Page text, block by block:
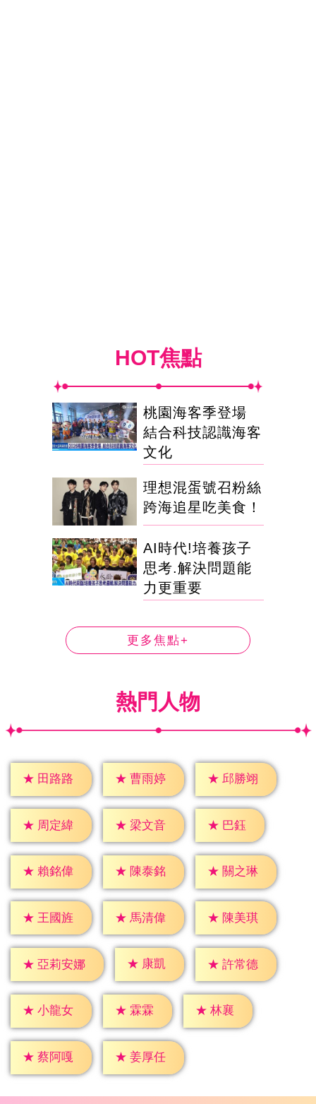
HOT焦點
桃園海客季登場
結合科技認識海客
文化
理想混蛋號召粉絲
跨海追星吃美食！
AI時代!培養孩子
思考.解決問題能
力更重要
更多焦點+
熱門人物
★ 田路路 ★ 曹雨婷 ★ 邱勝翊
★ 周定緯 ★ 梁文音 ★ 巴鈺
★ 賴銘偉 ★ 陳泰銘 ★ 關之琳
★ 王國旌 ★ 馬清偉 ★ 陳美琪
★ 亞莉安娜 ★ 康凱 ★ 許常德
★ 小龍女 ★ 霖霖 ★ 林襄
★ 蔡阿嘎 ★ 姜厚任